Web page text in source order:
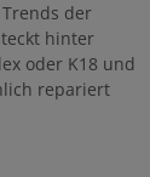
der
hinter
oder K18 und
repariert